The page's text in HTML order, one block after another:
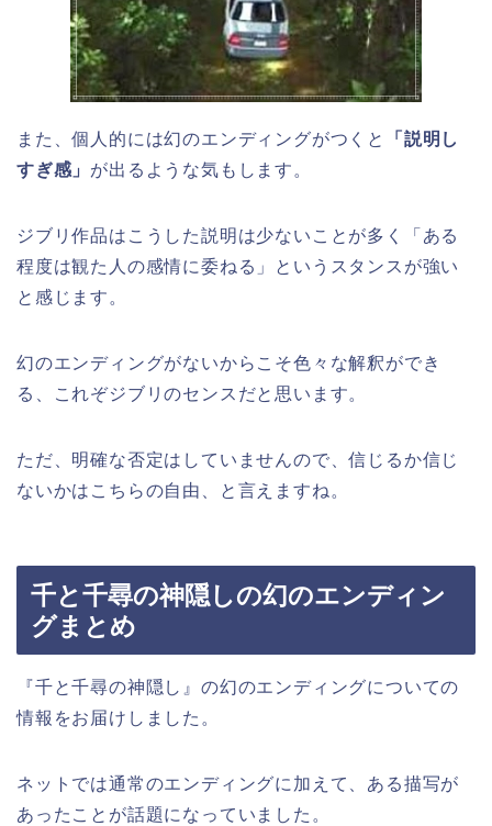
また、個人的には幻のエンディングがつくと
「説明し
すぎ感」 が出るような気もします。
ジブリ作品はこうした説明は少ないことが多く「ある
程度は観た人の感情に委ねる」というスタンスが強い
と感じます。
幻のエンディングがないからこそ色々な解釈ができ
る、これぞジブリのセンスだと思います。
ただ、明確な否定はしていませんので、信じるか信じ
ないかはこちらの自由、と言えますね。
千と千尋の神隠しの幻のエンディン
グまとめ
『千と千尋の神隠し』の幻のエンディングについての
情報をお届けしました。
ネットでは通常のエンディングに加えて、ある描写が
あったことが話題になっていました。